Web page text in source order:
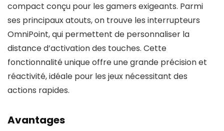
compact conçu pour les gamers exigeants. Parmi
ses principaux atouts, on trouve les interrupteurs
OmniPoint, qui permettent de personnaliser la
distance d’activation des touches. Cette
fonctionnalité unique offre une grande précision et
réactivité, idéale pour les jeux nécessitant des
actions rapides.
Avantages